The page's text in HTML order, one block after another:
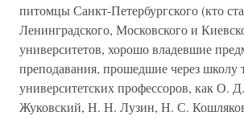
питомцы Санкт-Петербургского (кто
Ленинградского, Московского и
университетов, хорошо владевшие
преподавания, прошедшие через школу
университетских профессоров, как О.
Жуковский, Н. Н. Лузин, Н. С.